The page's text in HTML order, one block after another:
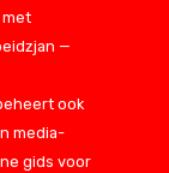
met
—
ook
media-
gids voor